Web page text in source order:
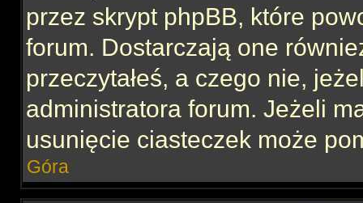
przez skrypt phpBB, które
forum. Dostarczają one
przeczytałeś, a czego nie,
administratora forum. Jeżeli
usunięcie ciasteczek może
Góra